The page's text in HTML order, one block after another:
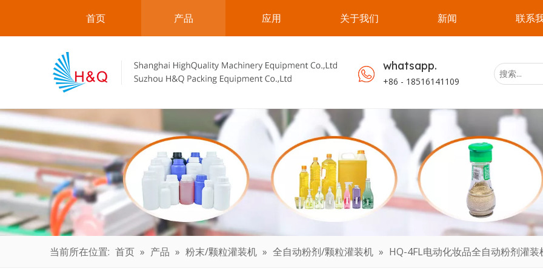
首页 产品 应用 关于我们 新闻 联系
whatsapp.
+86 - 18516141109
当前所在位置: 首页 » 产品 » 粉末/颗粒灌装机 » 全自动粉剂/颗粒灌装机 » HQ-4FL电动化妆品全自动粉剂灌装